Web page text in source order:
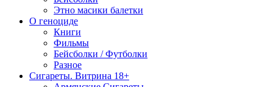
Этно масики балетки
О геноциде
Книги
Фильмы
Бейсболки / Футболки
Разное
Сигареты. Витрина 18+